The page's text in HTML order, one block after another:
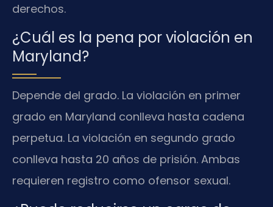
derechos.
¿Cuál es la pena por violación en
Maryland?
Depende del grado. La violación en primer
grado en Maryland conlleva hasta cadena
perpetua. La violación en segundo grado
conlleva hasta 20 años de prisión. Ambas
requieren registro como ofensor sexual.